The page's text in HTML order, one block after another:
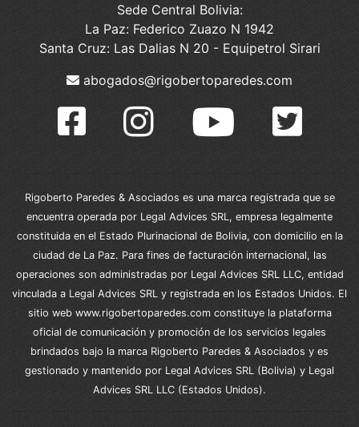
Sede Central Bolivia:
La Paz: Federico Zuazo N 1942
Santa Cruz: Las Dalias N 20 - Equipetrol Sirari
abogados@rigobertoparedes.com
Rigoberto Paredes & Asociados es una marca registrada que se
encuentra operada por Legal Advices SRL, empresa legalmente
constituida en el Estado Plurinacional de Bolivia, con domicilio en la
ciudad de La Paz. Para fines de facturación internacional, las
operaciones son administradas por Legal Advices SRL LLC, entidad
vinculada a Legal Advices SRL y registrada en los Estados Unidos. El
sitio web www.rigobertoparedes.com constituye la plataforma
oficial de comunicación y promoción de los servicios legales
brindados bajo la marca Rigoberto Paredes & Asociados y es
gestionado y mantenido por Legal Advices SRL (Bolivia) y Legal
Advices SRL LLC (Estados Unidos).